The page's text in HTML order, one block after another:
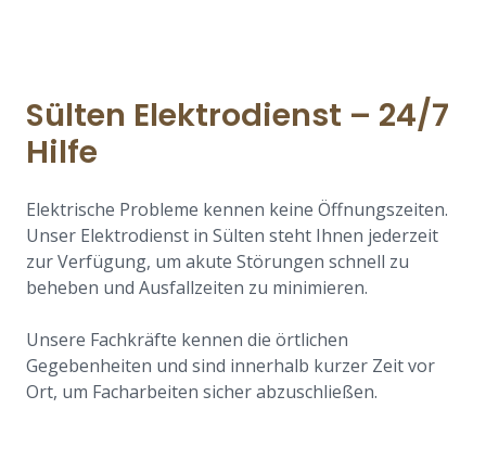
Sülten Elektrodienst – 24/7
Hilfe
Elektrische Probleme kennen keine Öffnungszeiten.
Unser Elektrodienst in Sülten steht Ihnen jederzeit
zur Verfügung, um akute Störungen schnell zu
beheben und Ausfallzeiten zu minimieren.
Unsere Fachkräfte kennen die örtlichen
Gegebenheiten und sind innerhalb kurzer Zeit vor
Ort, um Facharbeiten sicher abzuschließen.